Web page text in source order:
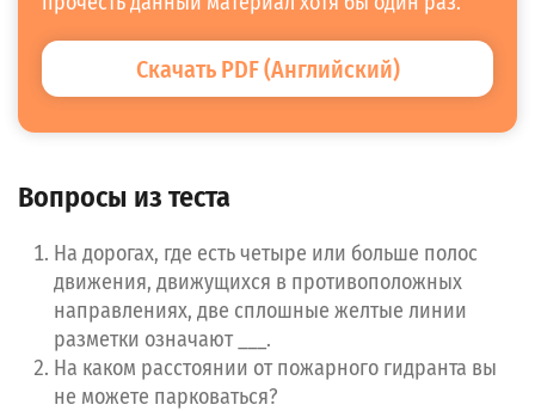
Скачать PDF (Английский)
Вопросы из теста
На дорогах, где есть четыре или больше полос
движения, движущихся в противоположных
направлениях, две сплошные желтые линии
разметки означают ___.
На каком расстоянии от пожарного гидранта вы
не можете парковаться?